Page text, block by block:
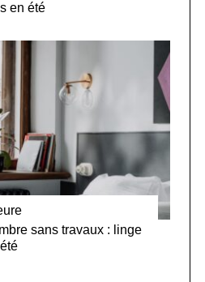
en été
sans travaux : linge